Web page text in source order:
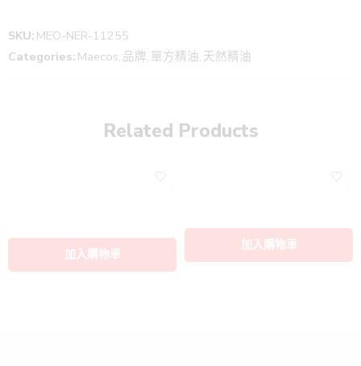
SKU: MEO-NER-11255
Categories: Maecos, 品牌, 單方精油, 天然精油
Related Products